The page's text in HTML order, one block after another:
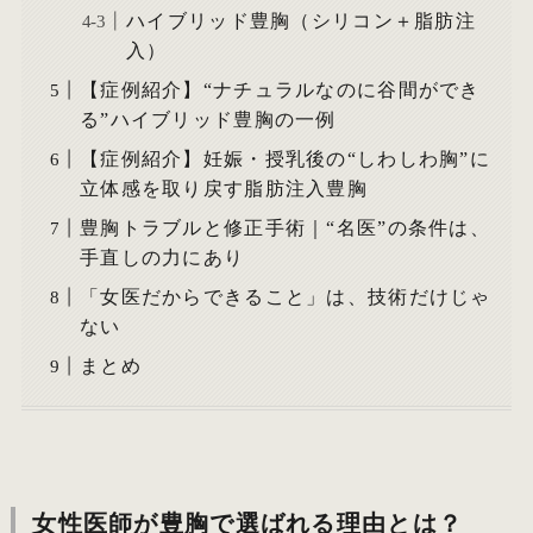
ハイブリッド豊胸（シリコン＋脂肪注
入）
【症例紹介】“ナチュラルなのに谷間ができ
る”ハイブリッド豊胸の一例
【症例紹介】妊娠・授乳後の“しわしわ胸”に
立体感を取り戻す脂肪注入豊胸
豊胸トラブルと修正手術｜“名医”の条件は、
手直しの力にあり
「女医だからできること」は、技術だけじゃ
ない
まとめ
女性医師が豊胸で選ばれる理由とは？